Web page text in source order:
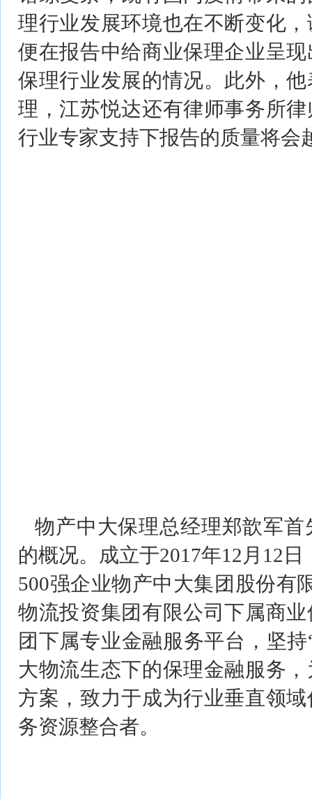
理行业发展环境也在不断变化
便在报告中给商业保理企业呈
保理行业发展的情况。此外，
理，江苏悦达还有律师事务所
行业专家支持下报告的质量将会
物产中大保理总经理郑歆军
的概况。成立于2017年12月12
500强企业物产中大集团股份有
物流投资集团有限公司下属商
团下属专业金融服务平台，坚
大物流生态下的保理金融服务
方案，致力于成为行业垂直领
务资源整合者。